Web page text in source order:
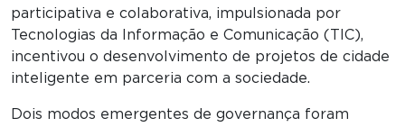
participativa e colaborativa, impulsionada por
Tecnologias da Informação e Comunicação (TIC),
incentivou o desenvolvimento de projetos de cidade
inteligente em parceria com a sociedade.
Dois modos emergentes de governança foram